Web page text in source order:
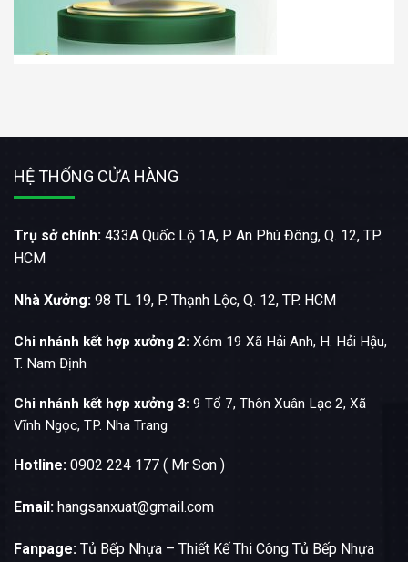
HỆ THỐNG CỬA HÀNG
Trụ sở chính: 433A Quốc Lộ 1A, P. An Phú Đông, Q. 12, TP.
HCM
Nhà Xưởng: 98 TL 19, P. Thạnh Lộc, Q. 12, TP. HCM
Chi nhánh kết hợp xưởng 2: Xóm 19 Xã Hải Anh, H. Hải Hậu,
T. Nam Định
Chi nhánh kết hợp xưởng 3: 9 Tổ 7, Thôn Xuân Lạc 2, Xã
Vĩnh Ngọc, TP. Nha Trang
Hotline: 0902 224 177 ( Mr Sơn )
Email: hangsanxuat@gmail.com
Fanpage: Tủ Bếp Nhựa – Thiết Kế Thi Công Tủ Bếp Nhựa